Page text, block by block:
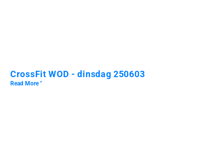
CrossFit WOD - dinsdag 250603
Read More "